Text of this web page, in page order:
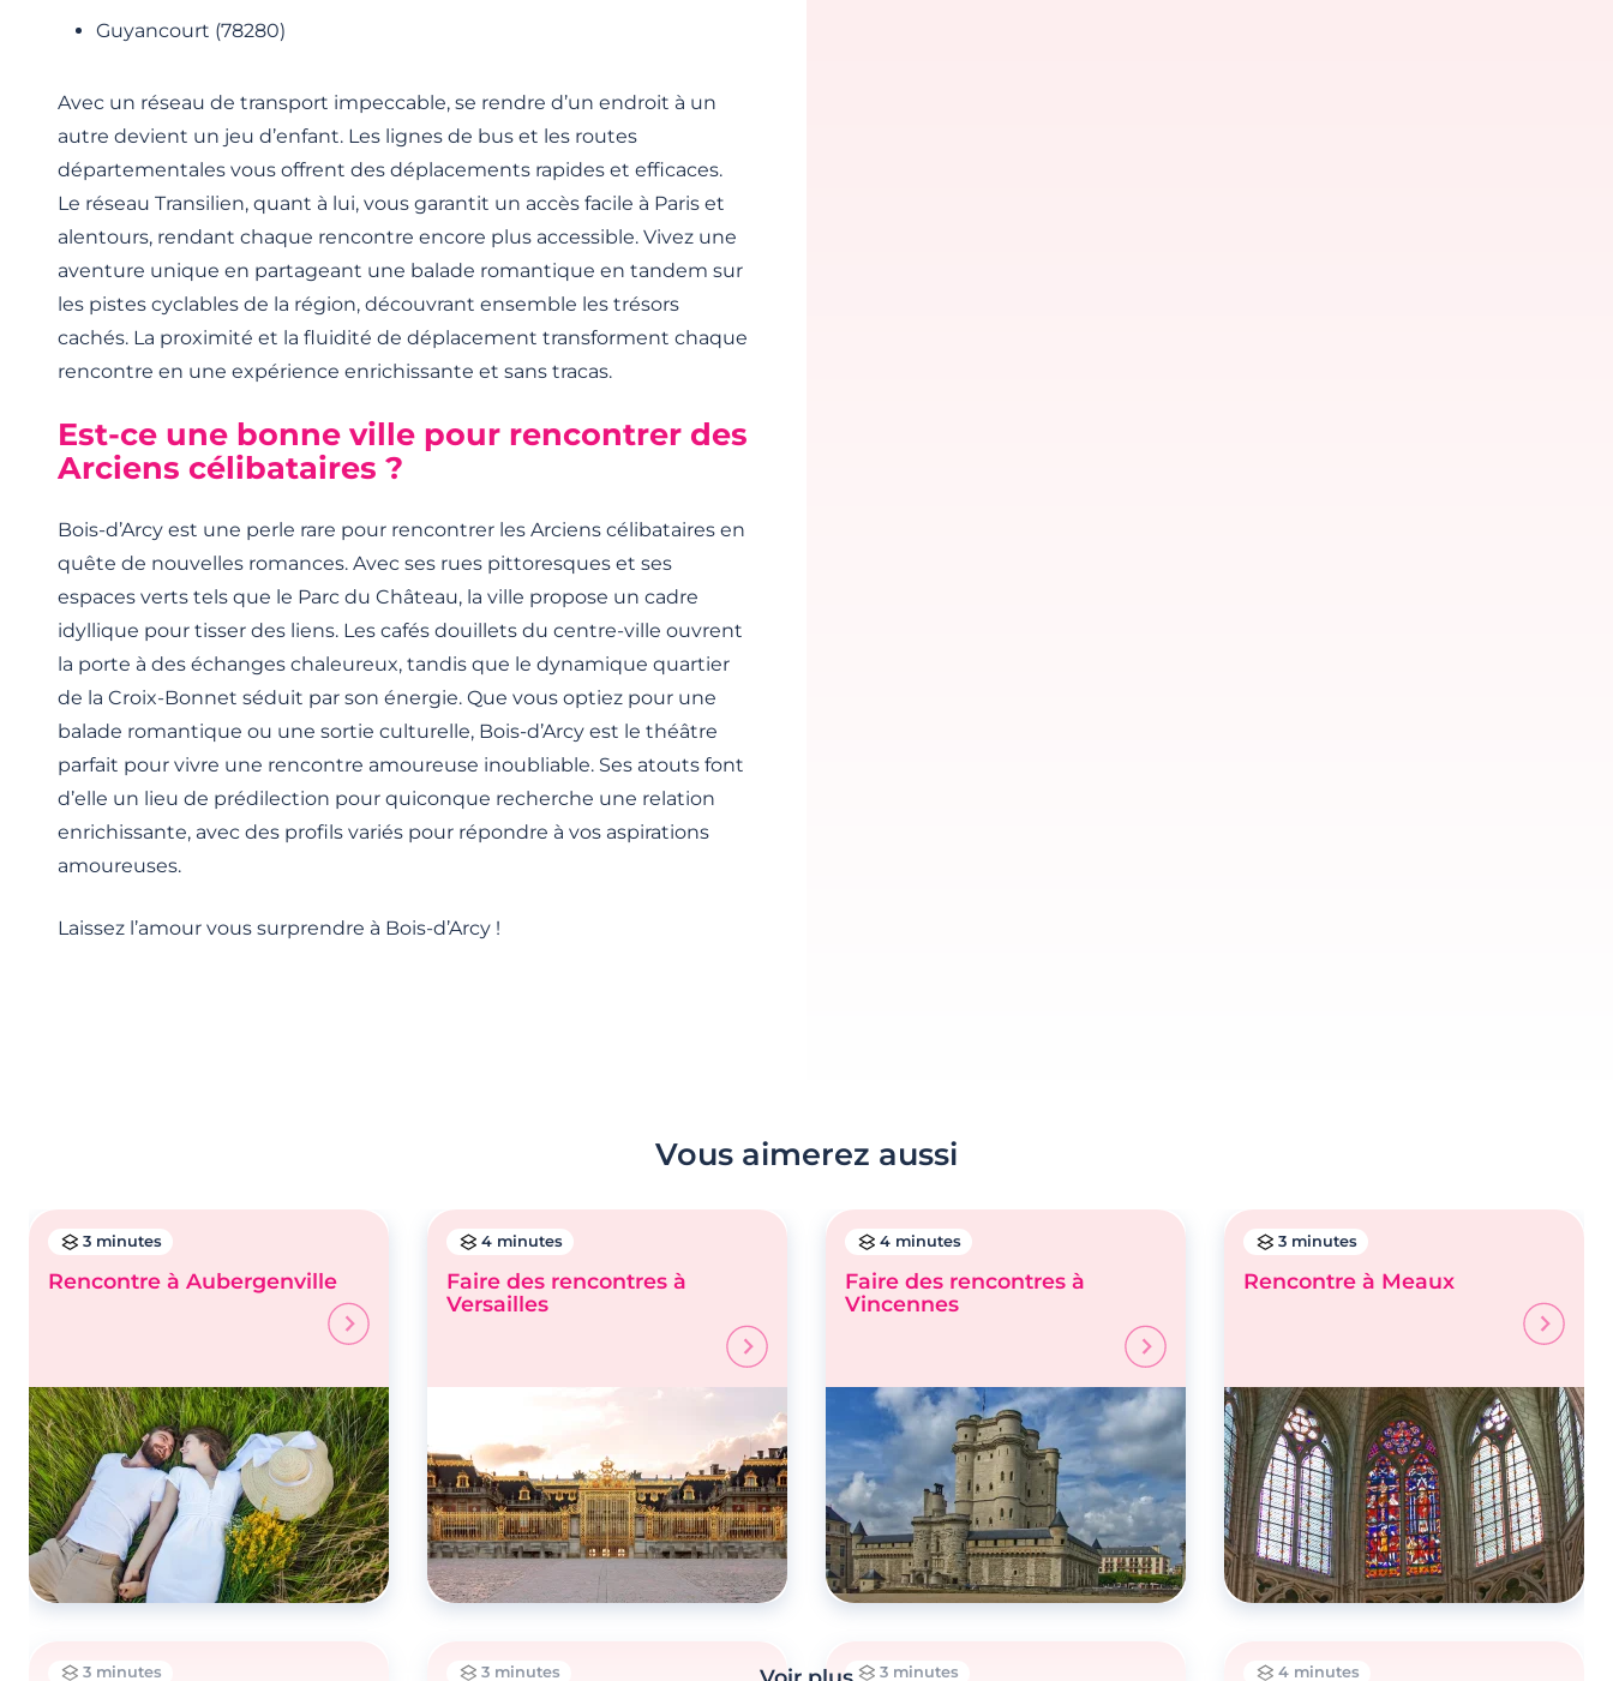
Guyancourt (78280)
Avec un réseau de transport impeccable, se rendre d’un endroit à un
autre devient un jeu d’enfant. Les lignes de bus et les routes
départementales vous offrent des déplacements rapides et efficaces.
Le réseau Transilien, quant à lui, vous garantit un accès facile à Paris et
alentours, rendant chaque rencontre encore plus accessible. Vivez une
aventure unique en partageant une balade romantique en tandem sur
les pistes cyclables de la région, découvrant ensemble les trésors
cachés. La proximité et la fluidité de déplacement transforment chaque
rencontre en une expérience enrichissante et sans tracas.
Est-ce une bonne ville pour rencontrer des
Arciens célibataires ?
Bois-d’Arcy est une perle rare pour rencontrer les Arciens célibataires en
quête de nouvelles romances. Avec ses rues pittoresques et ses
espaces verts tels que le Parc du Château, la ville propose un cadre
idyllique pour tisser des liens. Les cafés douillets du centre-ville ouvrent
la porte à des échanges chaleureux, tandis que le dynamique quartier
de la Croix-Bonnet séduit par son énergie. Que vous optiez pour une
balade romantique ou une sortie culturelle, Bois-d’Arcy est le théâtre
parfait pour vivre une rencontre amoureuse inoubliable. Ses atouts font
d’elle un lieu de prédilection pour quiconque recherche une relation
enrichissante, avec des profils variés pour répondre à vos aspirations
amoureuses.
Laissez l’amour vous surprendre à Bois-d’Arcy !
Vous aimerez aussi
3 minutes
Rencontre à Aubergenville
4 minutes
Faire des rencontres à
Versailles
4 minutes
Faire des rencontres à
Vincennes
3 minutes
Rencontre à Meaux
3 minutes 3 minutes 3 minutes 4 minutes